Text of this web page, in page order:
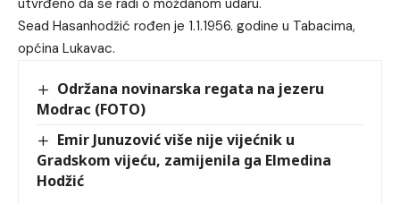
utvrđeno da se radi o moždanom udaru.
Sead Hasanhodžić rođen je 1.1.1956. godine u Tabacima,
općina Lukavac.
Održana novinarska regata na jezeru
Modrac (FOTO)
Emir Junuzović više nije vijećnik u
Gradskom vijeću, zamijenila ga Elmedina
Hodžić